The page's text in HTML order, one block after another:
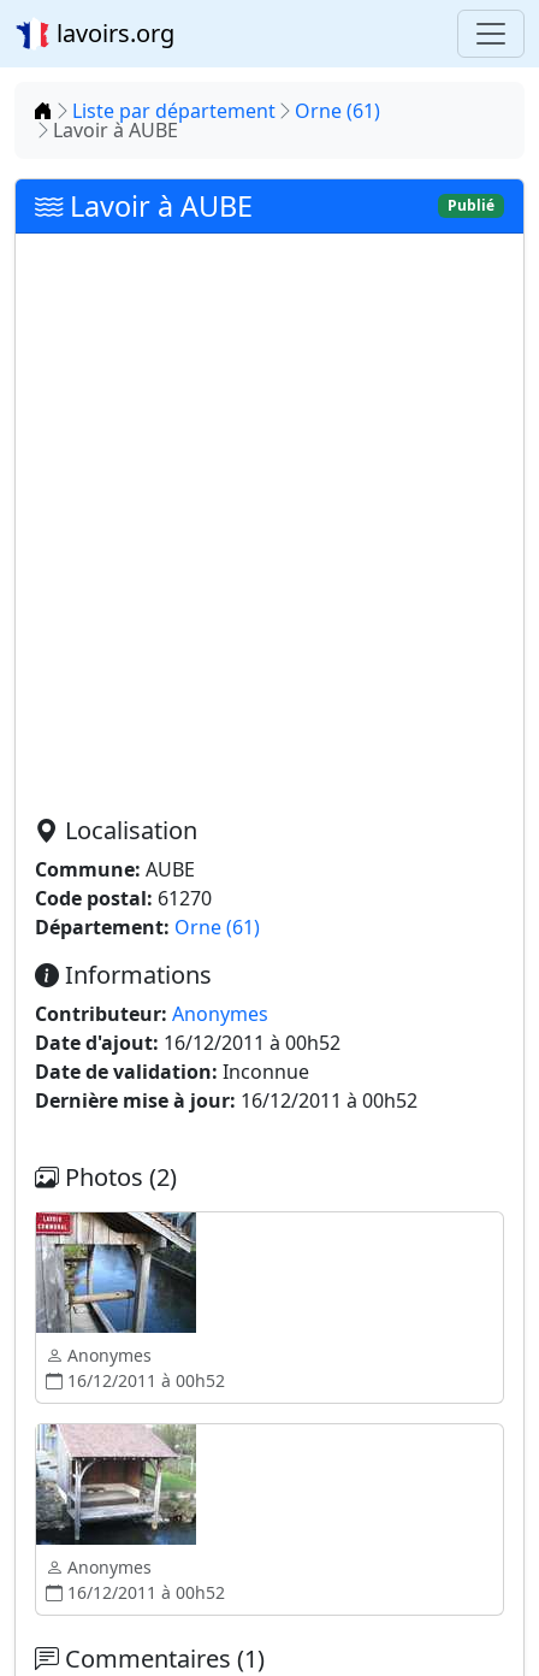
lavoirs.org
Accueil
Liste par département Orne (61)
Lavoir à AUBE
Lavoir à AUBE Publié
Localisation
Commune: AUBE
Code postal: 61270
Département: Orne (61)
Informations
Contributeur: Anonymes
Date d'ajout: 16/12/2011 à 00h52
Date de validation: Inconnue
Dernière mise à jour: 16/12/2011 à 00h52
Photos (2)
Anonymes
16/12/2011 à 00h52
Anonymes
16/12/2011 à 00h52
Commentaires (1)